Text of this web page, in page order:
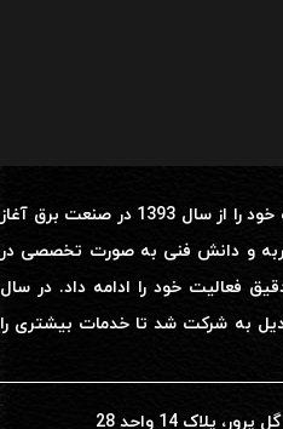
شرکت تامین صنعت رامان فعالیت خود را از سال 1393 در صنعت برق آغاز
و دانش فنی به صورت تخصصی در
فعالیت خود را ادامه داد. در سال
به شرکت شد تا خدمات بیشتری را
14 واحد 28